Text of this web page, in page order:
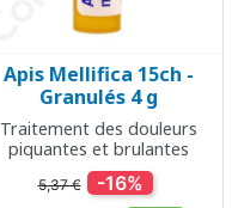
Apis Mellifica 15ch -
Granulés 4 g
Traitement des douleurs
piquantes et brulantes
5,37 € -16%